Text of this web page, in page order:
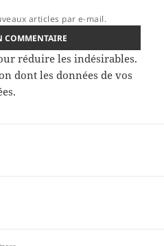
articles par e-mail.
réduire les indésirables.
dont les données de vos
.